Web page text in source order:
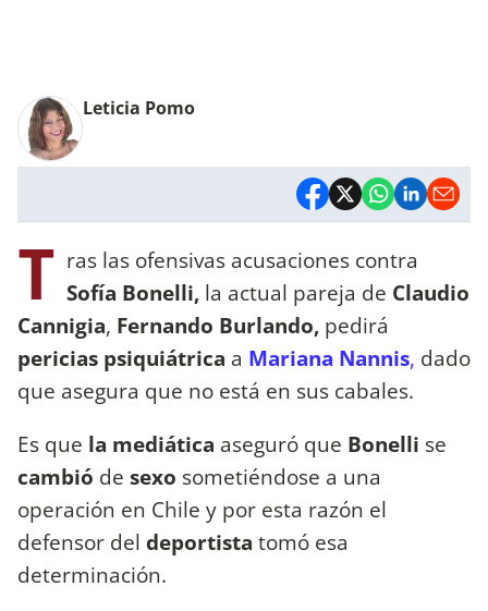
Leticia Pomo
T ras las ofensivas acusaciones contra
Sofía Bonelli, la actual pareja de Claudio
Cannigia, Fernando Burlando, pedirá
pericias psiquiátrica a Mariana Nannis, dado
que asegura que no está en sus cabales.
Es que la mediática aseguró que Bonelli se
cambió de sexo sometiéndose a una
operación en Chile y por esta razón el
defensor del deportista tomó esa
determinación.